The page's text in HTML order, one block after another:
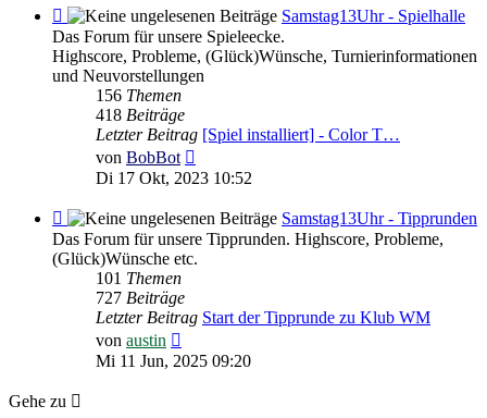
Feed
-
Samstag13Uhr
-
Spielhalle
Samstag13Uhr - Spielhalle
Das Forum für unsere Spieleecke.
Highscore, Probleme, (Glück)Wünsche, Turnierinformationen
und Neuvorstellungen
156 Themen
418 Beiträge
Letzter Beitrag [Spiel installiert] - Color T…
von BobBot
Beitrag
Di 17 Okt, 2023 10:52
Feed
-
Samstag13Uhr
Tipprunden
Samstag13Uhr - Tipprunden
Das Forum für unsere Tipprunden. Highscore, Probleme,
(Glück)Wünsche etc.
101 Themen
727 Beiträge
Letzter Beitrag Start der Tipprunde zu Klub WM
von austin
Beitrag
Mi 11 Jun, 2025 09:20
Gehe zu